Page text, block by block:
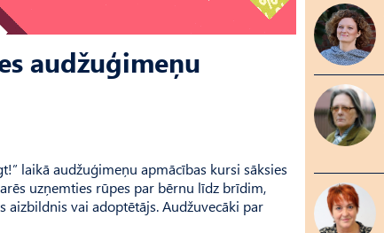
audžuģimeņu
laikā audžuģimeņu apmācības kursi sāksies
uzņemties rūpes par bērnu līdz brīdim,
aizbildnis vai adoptētājs. Audžuvecāki par